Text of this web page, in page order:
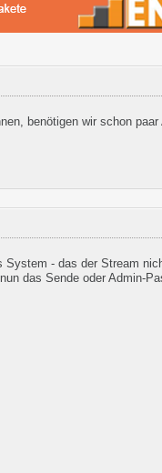
benötigen wir schon
- das der Stream
das Sende oder Admin-